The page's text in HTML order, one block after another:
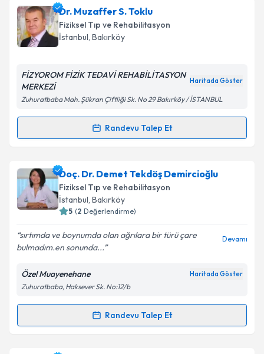
Uzm. Dr. Zekeriya Güriçin randevu takvimi talebi
oluşturun. Size bu uzmandan randevu almanız için bir
takvim hazırlandığında e-posta ile bilgilendireceğiz.
Kişisel verilerimin işlenmesine ilişkinAydınlatma
'ni okudum ve kişisel verilerimin belirtilen
kapsamda işlenmesini kabul ediyorum.
Takvim Talebini Gönder
Dr. Muzaffer S. Toklu
Fiziksel Tıp ve Rehabilitasyon
İstanbul, Bakırköy
FİZYOROM FİZİK TEDAVİ REHABİLİTASYON
MERKEZİ
Haritada Göster
Zuhuratbaba Mah. Şükran Çiftliği Sk. No 29 Bakırköy / İSTANBUL
Randevu Talep Et
Randevu Takvimi Talebi
Dr. Muzaffer S. Tokluiçin randevu takvimi talebi
oluşturun. Size bu uzmandan randevu almanız için bir
takvim hazırlandığında e-posta ile bilgilendireceğiz.
Kişisel verilerimin işlenmesine ilişkin
Aydınlatma
Metni'ni okudum ve kişisel verilerimin belirtilen
kapsamda işlenmesini kabul ediyorum.
Doç. Dr. Demet Tekdöş Demircioğlu
Fiziksel Tıp ve Rehabilitasyon
İstanbul, Bakırköy
5 (2 Değerlendirme)
sırtımda ve boynumda olan ağrılara bir türü çare
bulmadım.en sonunda...
Devamı
Özel Muayenehane Haritada Göster
Zuhuratbaba, Haksever Sk. No:12/b
Randevu Talep Et
Randevu Takvimi Talebi